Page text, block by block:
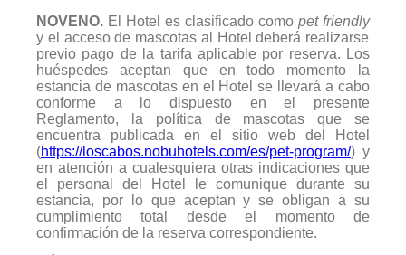
NOVENO. El Hotel es clasificado como pet friendly
y el acceso de mascotas al Hotel deberá realizarse
previo pago de la tarifa aplicable por reserva. Los
huéspedes aceptan que en todo momento la
estancia de mascotas en el Hotel se llevará a cabo
conforme a lo dispuesto en el presente
Reglamento, la política de mascotas que se
encuentra publicada en el sitio web del Hotel
(https://loscabos.nobuhotels.com/es/pet-program/) y
en atención a cualesquiera otras indicaciones que
el personal del Hotel le comunique durante su
estancia, por lo que aceptan y se obligan a su
cumplimiento total desde el momento de
confirmación de la reserva correspondiente.